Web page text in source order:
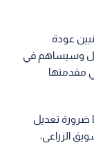
عودة
وسيساهم في
مقدمتها
ضرورة تعديل
الزراعي،